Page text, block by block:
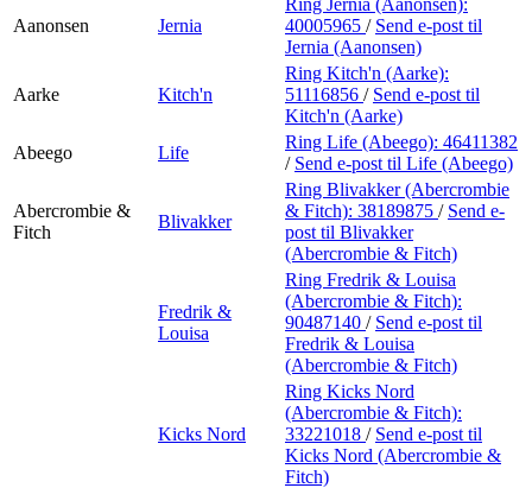
Aanonsen Jernia
40005965 / Send e-post til
Jernia (Aanonsen)
Aarke Kitch'n
Ring Kitch'n (Aarke):
51116856 / Send e-post til
Kitch'n (Aarke)
Abeego
Life
Ring Life (Abeego): 46411382
/ Send e-post til Life (Abeego)
Abercrombie &
Fitch
Blivakker
Ring Blivakker (Abercrombie
& Fitch): 38189875 / Send e-
post til Blivakker
(Abercrombie & Fitch)
Fredrik &
Louisa
Ring Fredrik & Louisa
(Abercrombie & Fitch):
90487140 / Send e-post til
Fredrik & Louisa
(Abercrombie & Fitch)
Kicks Nord
Ring Kicks Nord
(Abercrombie & Fitch):
33221018 / Send e-post til
Kicks Nord (Abercrombie &
Fitch)